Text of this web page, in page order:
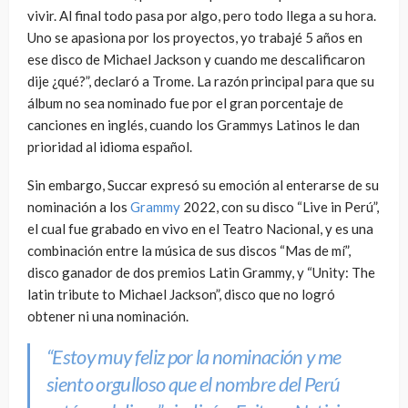
vivir. Al final todo pasa por algo, pero todo llega a su hora.
Uno se apasiona por los proyectos, yo trabajé 5 años en
ese disco de Michael Jackson y cuando me descalificaron
dije ¿qué?”, declaró a Trome. La razón principal para que su
álbum no sea nominado fue por el gran porcentaje de
canciones en inglés, cuando los Grammys Latinos le dan
prioridad al idioma español.
Sin embargo, Succar expresó su emoción al enterarse de su
nominación a los Grammy 2022, con su disco “Live in Perú”,
el cual fue grabado en vivo en el Teatro Nacional, y es una
combinación entre la música de sus discos “Mas de mí”,
disco ganador de dos premios Latin Grammy, y “Unity: The
latin tribute to Michael Jackson”, disco que no logró
obtener ni una nominación.
“Estoy muy feliz por la nominación y me
siento orgulloso que el nombre del Perú